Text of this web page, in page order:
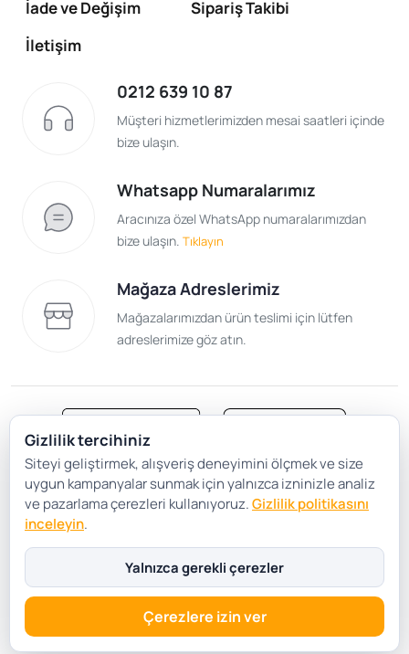
İade ve Değişim
Sipariş Takibi
İletişim
0212 639 10 87
Müşteri hizmetlerimizden mesai saatleri içinde
bize ulaşın.
Whatsapp Numaralarımız
Aracınıza özel WhatsApp numaralarımızdan
bize ulaşın. Tıklayın
Mağaza Adreslerimiz
Mağazalarımızdan ürün teslimi için lütfen
adreslerimize göz atın.
Satış Sözleşmesi
Gizlilik ve Güvenlik
Gizlilik Politikası
Çerez Tercihleri
Gizlilik tercihiniz
Siteyi geliştirmek, alışveriş deneyimini ölçmek ve size
uygun kampanyalar sunmak için yalnızca izninizle analiz
ve pazarlama çerezleri kullanıyoruz.Gizlilik politikasını
inceleyin.
Yalnızca gerekli çerezler
Çerezlere izin ver